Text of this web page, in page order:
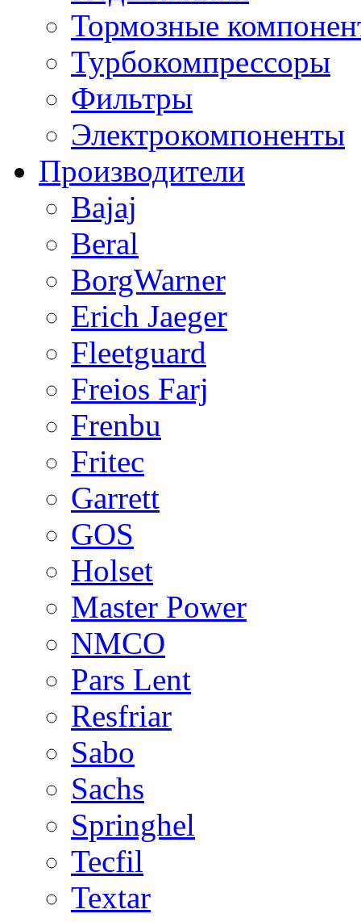
Тормозные
Турбокомпрессоры
Фильтры
Электрокомпоненты
Производители
Bajaj
Beral
BorgWarner
Erich Jaeger
Fleetguard
Freios Farj
Frenbu
Fritec
Garrett
GOS
Holset
Master Power
NMCO
Pars Lent
Resfriar
Sabo
Sachs
Springhel
Tecfil
Textar